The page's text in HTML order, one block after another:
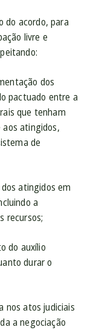
do acordo, para
livre e
dos
pactuado entre a
que tenham
atingidos,
de
atingidos em
a
recursos;
do auxílio
durar o
nos atos judiciais
a negociação